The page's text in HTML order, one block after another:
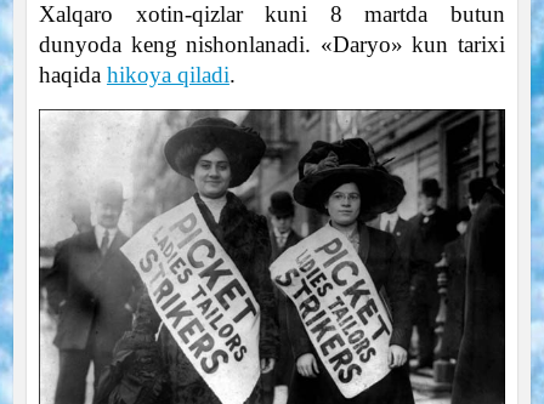
Xalqaro xotin-qizlar kuni 8 martda butun
dunyoda keng nishonlanadi. «Daryo» kun tarixi
haqida hikoya qiladi.